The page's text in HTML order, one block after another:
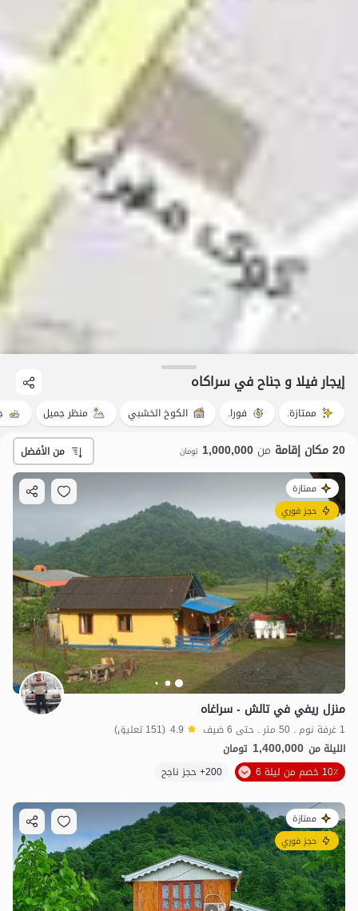
إيجار فيلا و جناح في سراکاه
ممتازة. فورا. الكوخ الخشبي منظر جميل
20 مكان إقامة من 1,000,000 تومان من الأفضل
ممتازة
حجز فوري
منزل ريفي في تالش - سراغاه
1 غرفة نوم . 50 متر . حتى 6 ضيف 4.9 (151 تعليق)
الليلة من 1,400,000 تومان
10٪ خصم من ليلة 6
200+ حجز ناجح
ممتازة
حجز فوري